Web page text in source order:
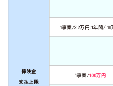
保険金
支払上限
1事案/2.2万円:1年間/ 10
1事案/100万円